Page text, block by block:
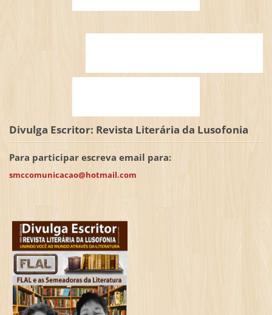
Divulga Escritor: Revista Literária da Lusofonia
Para participar escreva email para:
smccomunicacao@hotmail.com